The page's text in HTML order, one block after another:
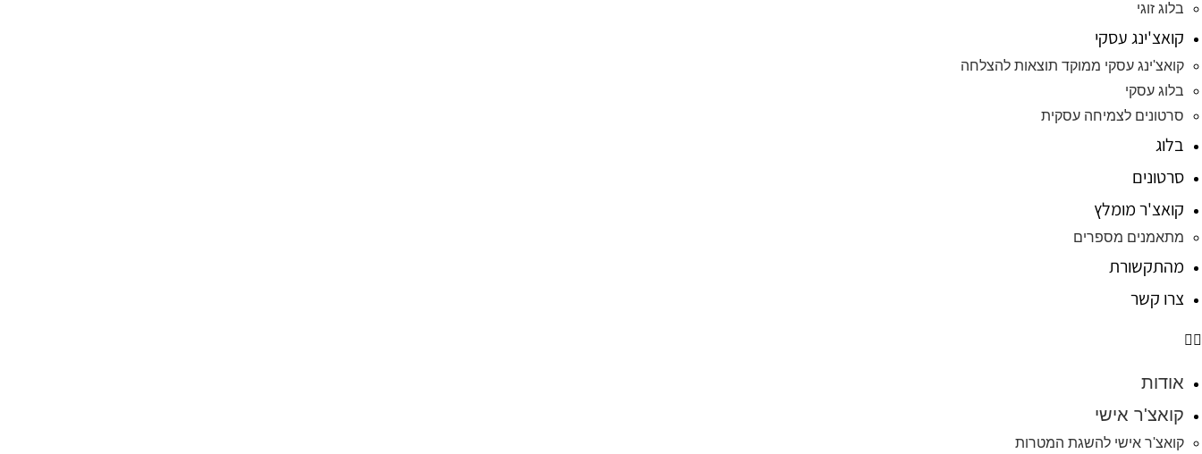
בלוג זוגי
קואצ'ינג עסקי
קואצ'ינג עסקי ממוקד תוצאות להצלחה
בלוג עסקי
סרטונים לצמיחה עסקית
בלוג
סרטונים
קואצ'ר מומלץ
מתאמנים מספרים
מהתקשורת
צרו קשר
אודות
קואצ'ר אישי
קואצ'ר אישי להשגת המטרות